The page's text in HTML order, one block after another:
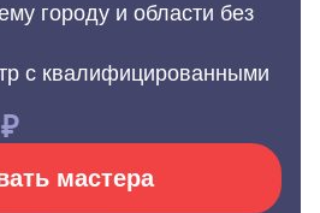
городу и области без
с квалифицированными
мастера